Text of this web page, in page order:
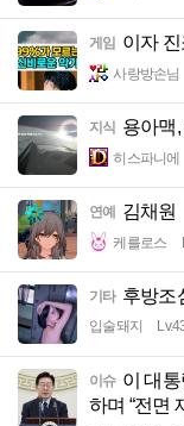
게임 이자
사랑방손님
지식 용아맥,
히스파니에
연예 김채원
케를로스
기타 후방조
입술돼지
이슈 이 대
하며 “전면